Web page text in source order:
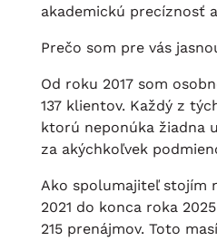
akademickú precíznosť
Prečo som pre vás
Od roku 2017 som
137 klientov. Každý z
ktorú neponúka žiadna
za akýchkoľvek
Ako spolumajiteľ stojím
2021 do konca roka
215 prenájmov. Toto